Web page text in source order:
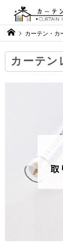
カーテン・カ
カーテン